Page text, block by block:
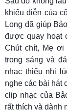
khiếu diễn của
Long đã giúp
được quay hoạt
Chút chít, Mẹ
trong sáng và
nhạc thiếu nhi
nghe các bài hát
clip nhạc của
rất thích và dành